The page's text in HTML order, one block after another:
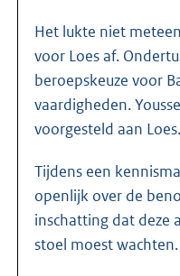
Het lukte niet
voor Loes af.
beroepskeuze voor
vaardigheden.
voorgesteld aan Loes.
Tijdens een
openlijk over de
inschatting dat deze
stoel moest